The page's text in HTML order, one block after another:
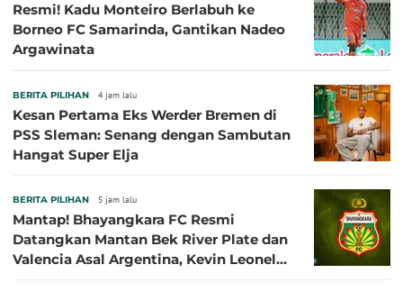
Resmi! Kadu Monteiro Berlabuh ke
Borneo FC Samarinda, Gantikan Nadeo
Argawinata
BERITA PILIHAN 4 jam lalu
Kesan Pertama Eks Werder Bremen di
PSS Sleman: Senang dengan Sambutan
Hangat Super Elja
BERITA PILIHAN 5 jam lalu
Mantap! Bhayangkara FC Resmi
Datangkan Mantan Bek River Plate dan
Valencia Asal Argentina, Kevin Leonel